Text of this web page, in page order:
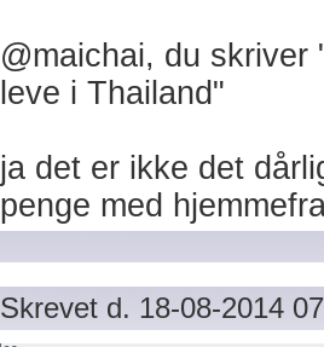
@maichai, du
leve i Thailand"
ja det er ikke det
penge med
Skrevet d. 18-08-2014